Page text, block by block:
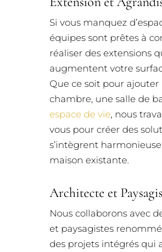
Si vous manquez
équipes sont prêtes à
réaliser des extensions
augmentent votre
Que ce soit pour ajouter
chambre, une salle de
espace de vie, nous
vous pour créer des
s’intègrent
maison existante.
Architecte et
Nous collaborons avec
et paysagistes
des projets intégrés qui